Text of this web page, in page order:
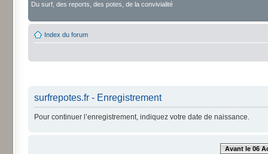
Du surf, des reports, des potes, de la convivialité
Index du forum
surfrepotes.fr - Enregistrement
Pour continuer l’enregistrement, indiquez votre date de naissance.
Avant le 06